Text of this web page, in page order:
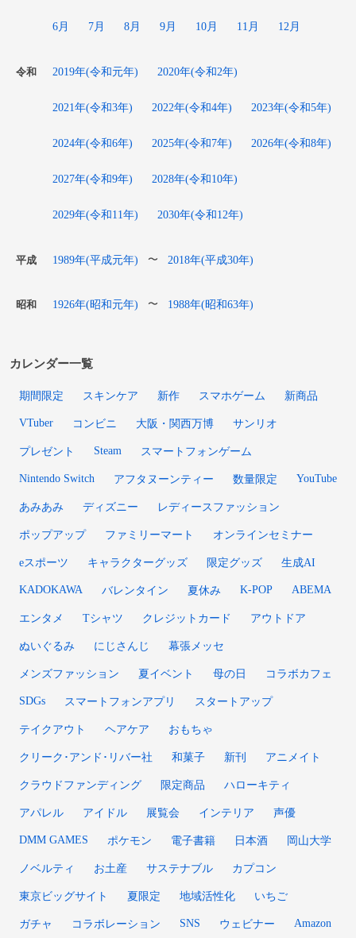
6月 7月 8月 9月 10月 11月 12月
令和 2019年(令和元年) 2020年(令和2年)
2021年(令和3年) 2022年(令和4年) 2023年(令和5年)
2024年(令和6年) 2025年(令和7年) 2026年(令和8年)
2027年(令和9年) 2028年(令和10年)
2029年(令和11年) 2030年(令和12年)
平成 1989年(平成元年) 〜 2018年(平成30年)
昭和 1926年(昭和元年) 〜 1988年(昭和63年)
カレンダー一覧
期間限定 スキンケア 新作 スマホゲーム 新商品
VTuber コンビニ 大阪・関西万博 サンリオ
プレゼント Steam スマートフォンゲーム
Nintendo Switch アフタヌーンティー 数量限定 YouTube
あみあみ ディズニー レディースファッション
ポップアップ ファミリーマート オンラインセミナー
eスポーツ キャラクターグッズ 限定グッズ 生成AI
KADOKAWA バレンタイン 夏休み K-POP ABEMA
エンタメ Tシャツ クレジットカード アウトドア
ぬいぐるみ にじさんじ 幕張メッセ
メンズファッション 夏イベント 母の日 コラボカフェ
SDGs スマートフォンアプリ スタートアップ
テイクアウト ヘアケア おもちゃ
クリーク･アンド･リバー社 和菓子 新刊 アニメイト
クラウドファンディング 限定商品 ハローキティ
アパレル アイドル 展覧会 インテリア 声優
DMM GAMES ポケモン 電子書籍 日本酒 岡山大学
ノベルティ お土産 サステナブル カプコン
東京ビッグサイト 夏限定 地域活性化 いちご
ガチャ コラボレーション SNS ウェビナー Amazon